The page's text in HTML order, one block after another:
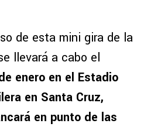
de esta mini gira de la
llevará a cabo el
enero en el Estadio
en Santa Cruz,
en punto de las